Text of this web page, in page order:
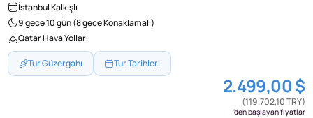
İstanbul Kalkışlı
9 gece 10 gün (8 gece Konaklamalı)
Qatar Hava Yolları
Tur Güzergahı Tur Tarihleri
2.499,00 $
(119.702,10 TRY)
'den başlayan fiyatlar